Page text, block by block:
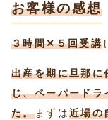
お客様の感想
３時間✕５回受講
出産を期に旦那に
じ、ペーパードラ
た。まずは近場の